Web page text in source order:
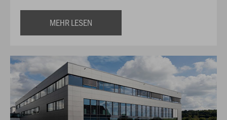
MEHR LESEN